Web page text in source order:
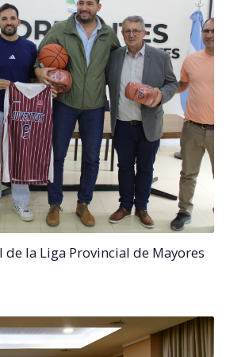
la Liga Provincial de Mayores